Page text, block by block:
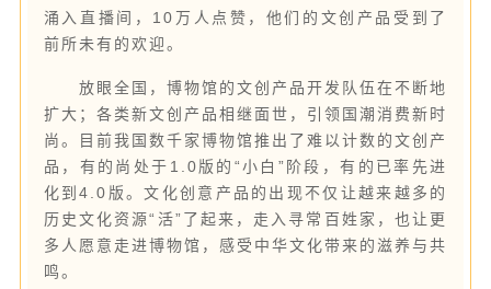
涌入直播间，10万人点赞，他们的文创产品受到了
前所未有的欢迎。
放眼全国，博物馆的文创产品开发队伍在不断地
扩大；各类新文创产品相继面世，引领国潮消费新时
尚。目前我国数千家博物馆推出了难以计数的文创产
品，有的尚处于1.0版的“小白”阶段，有的已率先进
化到4.0版。文化创意产品的出现不仅让越来越多的
历史文化资源“活”了起来，走入寻常百姓家，也让更
多人愿意走进博物馆，感受中华文化带来的滋养与共
鸣。